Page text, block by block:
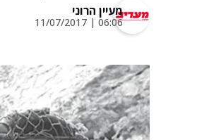
מעיין הרוני
06:06 | 11/07/2017